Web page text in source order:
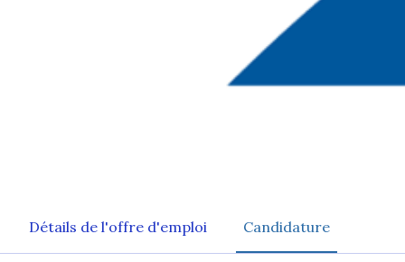
Détails de l'offre d'emploi Candidature